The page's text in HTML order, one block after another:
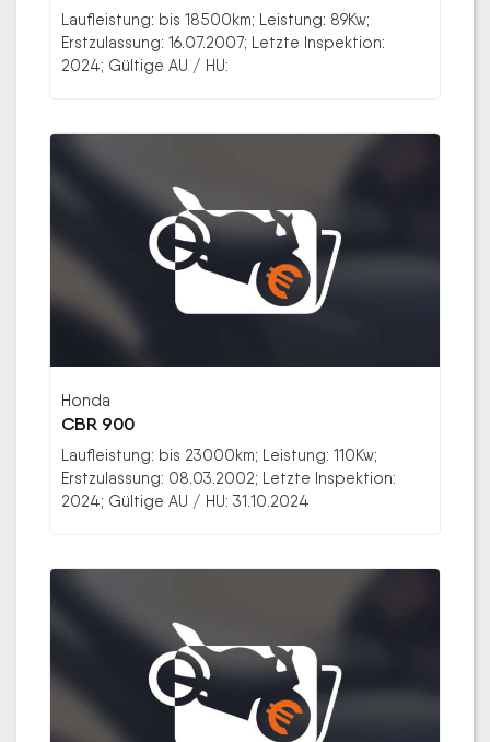
Laufleistung: bis 18500km; Leistung: 89Kw;
Erstzulassung: 16.07.2007; Letzte Inspektion:
2024; Gültige AU / HU:
Honda
CBR 900
Laufleistung: bis 23000km; Leistung: 110Kw;
Erstzulassung: 08.03.2002; Letzte Inspektion:
2024; Gültige AU / HU: 31.10.2024